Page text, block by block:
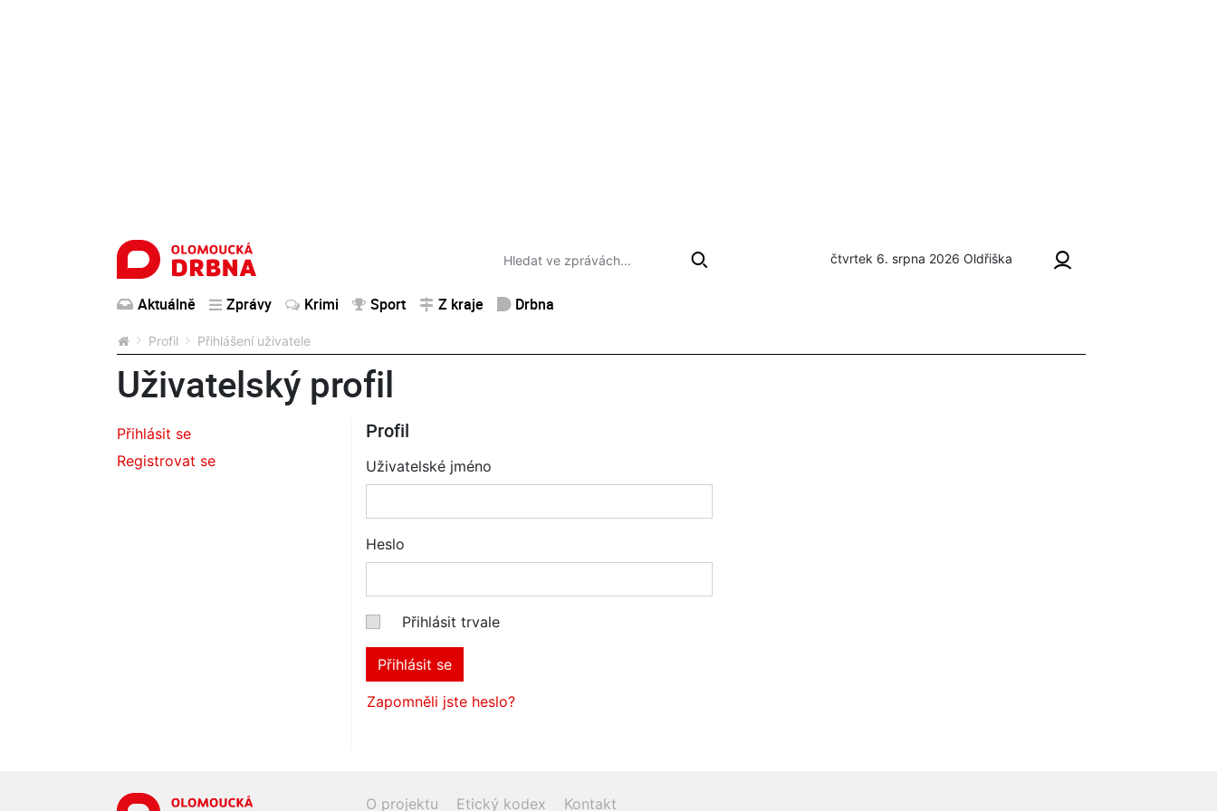
čtvrtek 6. srpna 2026 Oldřiška
Aktuálně Zprávy Krimi Sport Z kraje Drbna
Profil Přihlášení uživatele
Uživatelský profil
Přihlásit se
Registrovat se
Profil
Uživatelské jméno
Heslo
Přihlásit trvale
Přihlásit se
Zapomněli jste heslo?
O projektu Etický kodex Kontakt